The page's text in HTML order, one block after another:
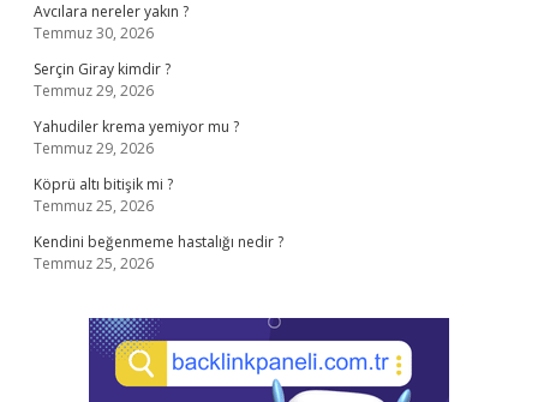
Avcılara nereler yakın ?
Temmuz 30, 2026
Serçin Giray kimdir ?
Temmuz 29, 2026
Yahudiler krema yemiyor mu ?
Temmuz 29, 2026
Köprü altı bitişik mi ?
Temmuz 25, 2026
Kendini beğenmeme hastalığı nedir ?
Temmuz 25, 2026